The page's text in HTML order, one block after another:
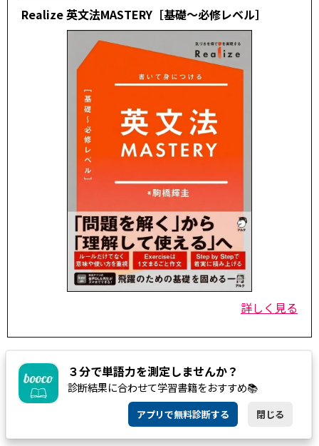
Realize 英文法MASTERY［基礎～必修レベル］
詳しく見る
３分で単語力を測定しませんか？
診断結果に合わせて学習書籍をおすすめ📚
アプリで無料診断する 閉じる